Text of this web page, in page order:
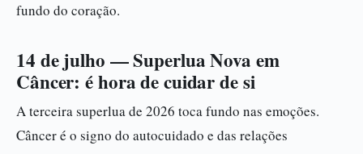
fundo do coração.
14 de julho — Superlua Nova em
Câncer: é hora de cuidar de si
A terceira superlua de 2026 toca fundo nas emoções.
Câncer é o signo do autocuidado e das relações